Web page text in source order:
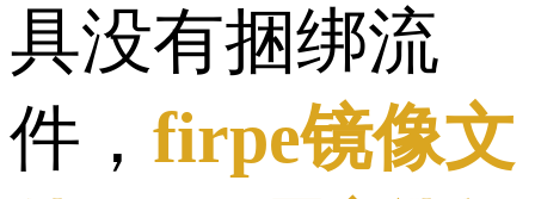
具没有捆绑流
件， firpe镜像文